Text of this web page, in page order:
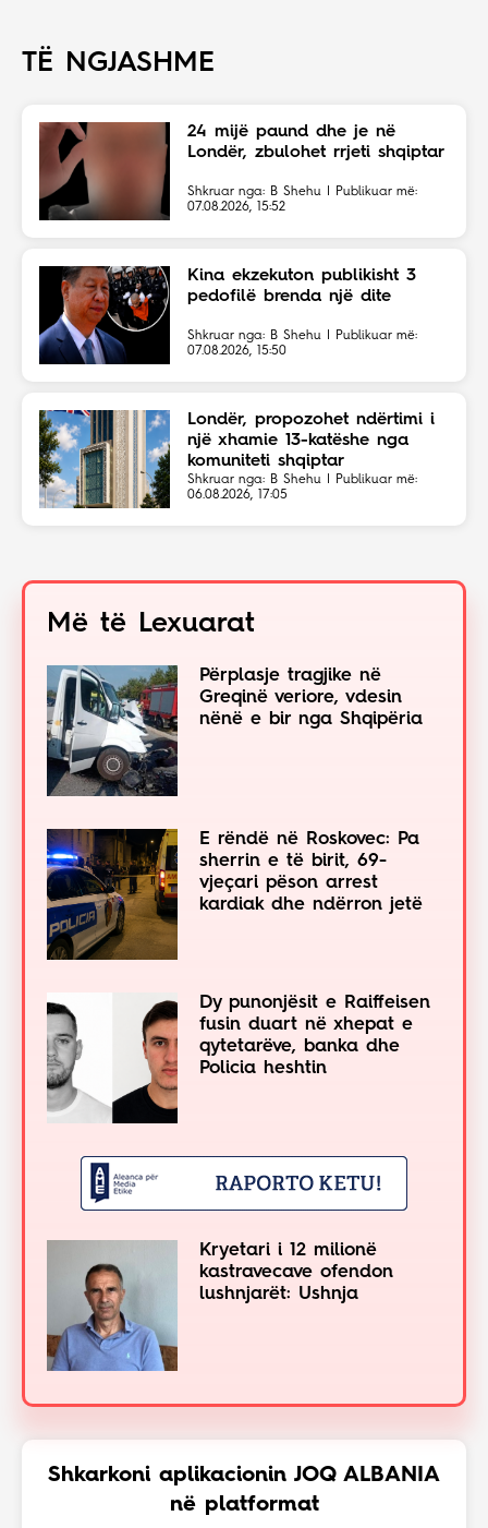
TË NGJASHME
24 mijë paund dhe je në
Londër, zbulohet rrjeti shqiptar
Shkruar nga: B Shehu | Publikuar më:
07.08.2026, 15:52
Kina ekzekuton publikisht 3
pedofilë brenda një dite
Shkruar nga: B Shehu | Publikuar më:
07.08.2026, 15:50
Londër, propozohet ndërtimi i
një xhamie 13-katëshe nga
komuniteti shqiptar
Shkruar nga: B Shehu | Publikuar më:
06.08.2026, 17:05
Më të Lexuarat
Përplasje tragjike në
Greqinë veriore, vdesin
nënë e bir nga Shqipëria
E rëndë në Roskovec: Pa
sherrin e të birit, 69-
vjeçari pëson arrest
kardiak dhe ndërron jetë
Dy punonjësit e Raiffeisen
fusin duart në xhepat e
qytetarëve, banka dhe
Policia heshtin
Kryetari i 12 milionë
kastravecave ofendon
lushnjarët: Ushnja
Shkarkoni aplikacionin JOQ ALBANIA
në platformat